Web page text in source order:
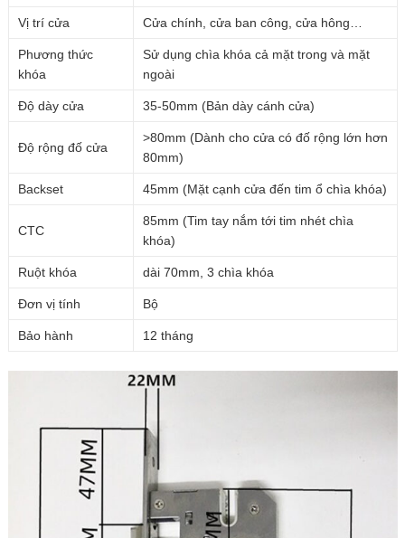
Vị trí cửa Cửa chính, cửa ban công, cửa hông…
Phương thức
khóa
Sử dụng chìa khóa cả mặt trong và mặt
ngoài
Độ dày cửa 35-50mm (Bản dày cánh cửa)
Độ rộng đố cửa
>80mm (Dành cho cửa có đố rộng lớn hơn
80mm)
Backset 45mm (Mặt cạnh cửa đến tim ổ chìa khóa)
CTC
85mm (Tim tay nắm tới tim nhét chìa
khóa)
Ruột khóa dài 70mm, 3 chìa khóa
Đơn vị tính Bộ
Bảo hành 12 tháng